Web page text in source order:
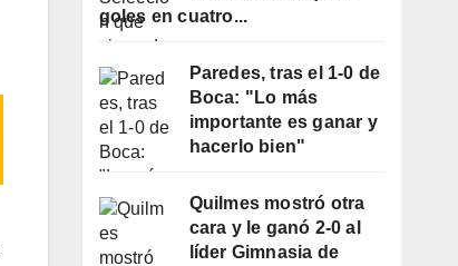
goles en cuatro...
Paredes, tras el 1-0 de
Boca: "Lo más
importante es ganar y
hacerlo bien"
Quilmes mostró otra
cara y le ganó 2-0 al
líder Gimnasia de